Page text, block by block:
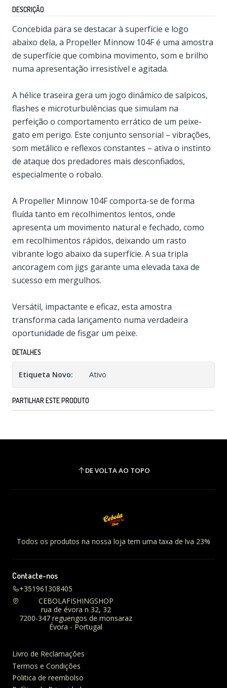
DESCRIÇÃO
Concebida para se destacar à superfície e logo
abaixo dela, a Propeller Minnow 104F é uma amostra
de superfície que combina movimento, som e brilho
numa apresentação irresistível e agitada.
A hélice traseira gera um jogo dinâmico de salpicos,
flashes e microturbulências que simulam na
perfeição o comportamento errático de um peixe-
gato em perigo. Este conjunto sensorial – vibrações,
som metálico e reflexos constantes – ativa o instinto
de ataque dos predadores mais desconfiados,
especialmente o robalo.
A Propeller Minnow 104F comporta-se de forma
fluída tanto em recolhimentos lentos, onde
apresenta um movimento natural e fechado, como
em recolhimentos rápidos, deixando um rasto
vibrante logo abaixo da superfície. A sua tripla
ancoragem com jigs garante uma elevada taxa de
sucesso em mergulhos.
Versátil, impactante e eficaz, esta amostra
transforma cada lançamento numa verdadeira
oportunidade de fisgar um peixe.
DETALHES
Etiqueta Novo: Ativo
PARTILHAR ESTE PRODUTO
DE VOLTA AO TOPO
Todos os produtos na nossa loja tem uma taxa de Iva 23%
Contacte-nos
+351961308405
CEBOLAFISHINGSHOP
rua de évora n 32, 32
7200-347 reguengos de monsaraz
Évora - Portugal
Livro de Reclamações
Termos e Condições
Politica de reembolso